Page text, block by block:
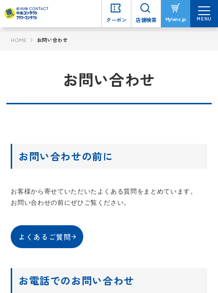
クーポン 店舗検索 Mylens.jp MENU
HOME お問い合わせ
お問い合わせ
お問い合わせの前に
お客様から寄せていただいたよくある質問をまとめています。
お問い合わせの前にぜひご覧ください。
よくあるご質問
お電話でのお問い合わせ
クーポン 店舗検索 Mylens.jp MENU